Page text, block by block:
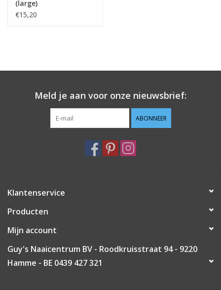
Sale / Coupons
(large)
€15,20
Meld je aan voor onze nieuwsbrief:
ABONNEER
Klantenservice
Producten
Mijn account
Guy's Naaicentrum BV - Roodkruisstraat 94 - 9220
Hamme - BE 0439 427 321